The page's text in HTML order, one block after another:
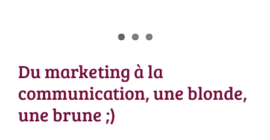
Du marketing à la
communication, une blonde,
une brune ;)